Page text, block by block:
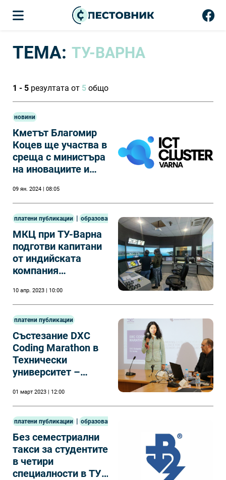
ТЕМА: ТУ-ВАРНА
1 - 5 резултата от 5 общо
новини
Кметът Благомир
Коцев ще участва в
среща с министъра
на иновациите и
университетите във
Варна
09 ян. 2024 | 08:05
платени публикации | образование
МКЦ при ТУ-Варна
подготви капитани
от индийската
компания
10 апр. 2023 | 10:00
платени публикации
Състезание DXC
Coding Marathon в
Технически
университет –
на DXC Technology
01 март 2023 | 12:00
платени публикации | образование
Без семестриални
такси за студентите
в четири
специалности в ТУ-